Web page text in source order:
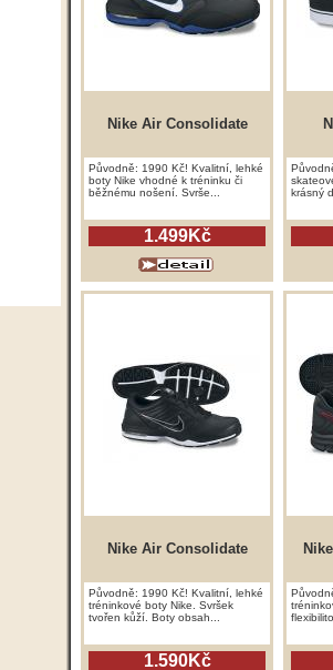
Nike Air Consolidate
Původně: 1990 Kč! Kvalitní, lehké
boty Nike vhodné k tréninku či
běžnému nošení. Svrše...
1.499Kč
krásný
Nike Air Consolidate
Původně: 1990 Kč! Kvalitní, lehké
tréninkové boty Nike. Svršek
tvořen kůží. Boty obsah...
1.590Kč